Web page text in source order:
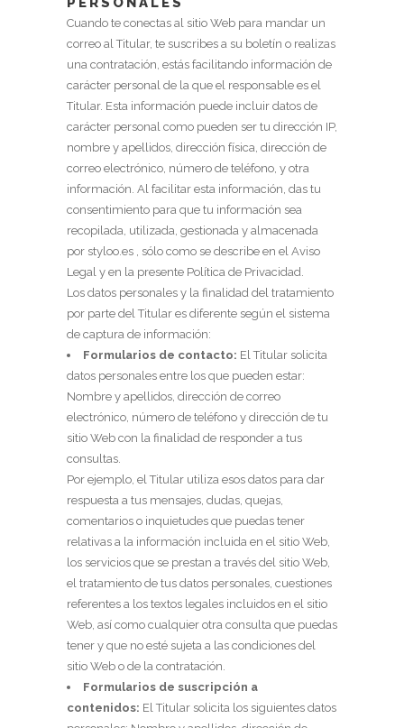
Cuando te conectas al sitio Web para mandar un
correo al Titular, te suscribes a su boletín o realizas
una contratación, estás facilitando información de
carácter personal de la que el responsable es el
Titular. Esta información puede incluir datos de
carácter personal como pueden ser tu dirección IP,
nombre y apellidos, dirección física, dirección de
correo electrónico, número de teléfono, y otra
información. Al facilitar esta información, das tu
consentimiento para que tu información sea
recopilada, utilizada, gestionada y almacenada
por styloo.es , sólo como se describe en el Aviso
Legal y en la presente Política de Privacidad.
Los datos personales y la finalidad del tratamiento
por parte del Titular es diferente según el sistema
de captura de información:
Formularios de contacto: El Titular solicita
datos personales entre los que pueden estar:
Nombre y apellidos, dirección de correo
electrónico, número de teléfono y dirección de tu
sitio Web con la finalidad de responder a tus
consultas.
Por ejemplo, el Titular utiliza esos datos para dar
respuesta a tus mensajes, dudas, quejas,
comentarios o inquietudes que puedas tener
relativas a la información incluida en el sitio Web,
los servicios que se prestan a través del sitio Web,
el tratamiento de tus datos personales, cuestiones
referentes a los textos legales incluidos en el sitio
Web, así como cualquier otra consulta que puedas
tener y que no esté sujeta a las condiciones del
sitio Web o de la contratación.
Formularios de suscripción a
contenidos: El Titular solicita los siguientes datos